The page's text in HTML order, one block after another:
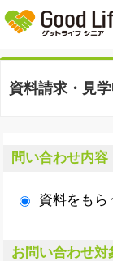
資料請求・見
問い合わせ内容
資料をもら
お問い合わせ対